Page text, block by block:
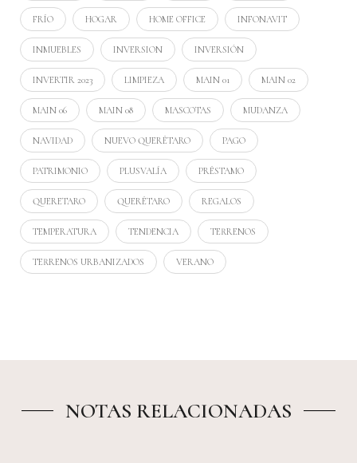
FRÍO HOGAR HOME OFFICE INFONAVIT
INMUEBLES INVERSION INVERSIÓN
INVERTIR 2023 LIMPIEZA MAIN 01 MAIN 02
MAIN 06 MAIN 08 MASCOTAS MUDANZA
NAVIDAD NUEVO QUERÉTARO PAGO
PATRIMONIO PLUSVALÍA PRÉSTAMO
QUERETARO QUERÉTARO REGALOS
TEMPERATURA TENDENCIA TERRENOS
TERRENOS URBANIZADOS VERANO
NOTAS RELACIONADAS